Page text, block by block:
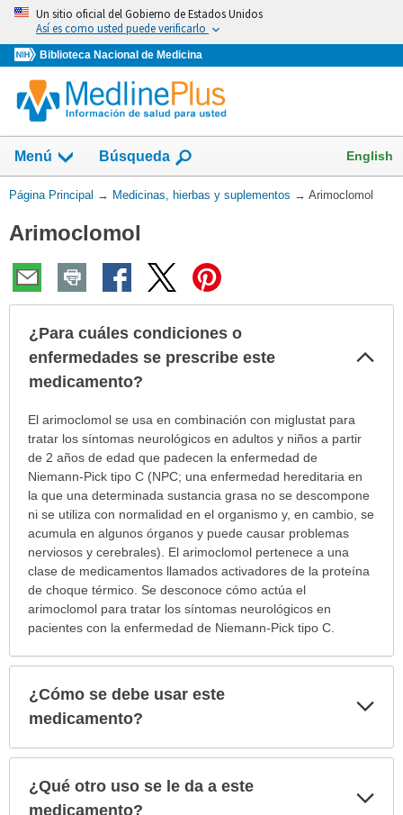
Omita
vaya
al
Contenido
Un sitio oficial del Gobierno de Estados Unidos
Así es como usted puede verificarlo
Biblioteca Nacional de Medicina
Menú
Mostrar
campo
de
Búsqueda English
Usted
aquí:
Página Principal → Medicinas, hierbas y suplementos → Arimoclomol
Arimoclomol
¿Para cuáles condiciones o
enfermedades se prescribe este
medicamento?
¿Para
cuáles
condiciones
enfermedades
prescribe
este
medicamento?
sido
extendido.
El arimoclomol se usa en combinación con miglustat para
tratar los síntomas neurológicos en adultos y niños a partir
de 2 años de edad que padecen la enfermedad de
Niemann-Pick tipo C (NPC; una enfermedad hereditaria en
la que una determinada sustancia grasa no se descompone
ni se utiliza con normalidad en el organismo y, en cambio, se
acumula en algunos órganos y puede causar problemas
nerviosos y cerebrales). El arimoclomol pertenece a una
clase de medicamentos llamados activadores de la proteína
de choque térmico. Se desconoce cómo actúa el
arimoclomol para tratar los síntomas neurológicos en
pacientes con la enfermedad de Niemann-Pick tipo C.
¿Cómo se debe usar este
medicamento?
¿Qué otro uso se le da a este
medicamento?